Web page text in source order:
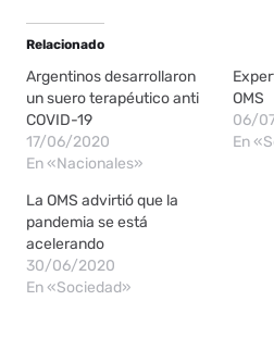
Relacionado
Argentinos desarrollaron
un suero terapéutico anti
COVID-19
17/06/2020
En «Nacionales»
OMS
06/
En
La OMS advirtió que la
pandemia se está
acelerando
30/06/2020
En «Sociedad»